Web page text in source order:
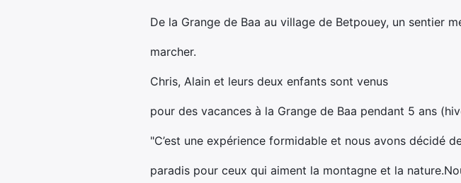
De la Grange de Baa au village de Betpouey, un sentier
marcher.
Chris, Alain et leurs deux enfants sont venus
pour des vacances à la Grange de Baa pendant 5 ans
"C’est une expérience formidable et nous avons décidé
paradis pour ceux qui aiment la montagne et la